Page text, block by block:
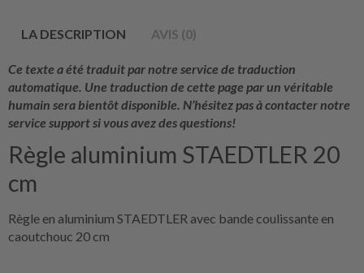
LA DESCRIPTION AVIS (0)
Ce texte a été traduit par notre service de traduction
automatique. Une traduction de cette page par un véritable
humain sera bientôt disponible. N’hésitez pas à contacter notre
service support si vous avez des questions!
Règle aluminium STAEDTLER 20
cm
Règle en aluminium STAEDTLER avec bande coulissante en
caoutchouc 20 cm